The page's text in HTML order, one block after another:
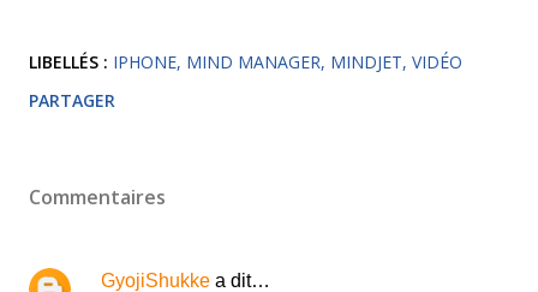
LIBELLÉS : IPHONE MIND MANAGER MINDJET VIDÉO
PARTAGER
Commentaires
GyojiShukke a dit…